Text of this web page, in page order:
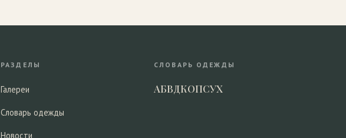
РАЗДЕЛЫ
Галереи
Словарь одежды
Новости
СЛОВАРЬ ОДЕЖДЫ
АБВДКОПСУХ